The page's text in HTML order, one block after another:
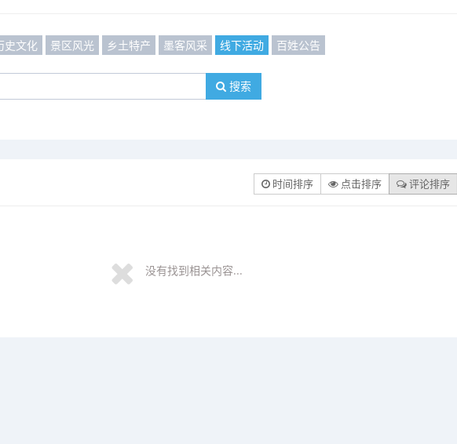
史文化 景区风光 乡土特产 墨客风采 线下活动 百姓公告
搜索
时间排序 点击排序 评论排序
没有找到相关内容...